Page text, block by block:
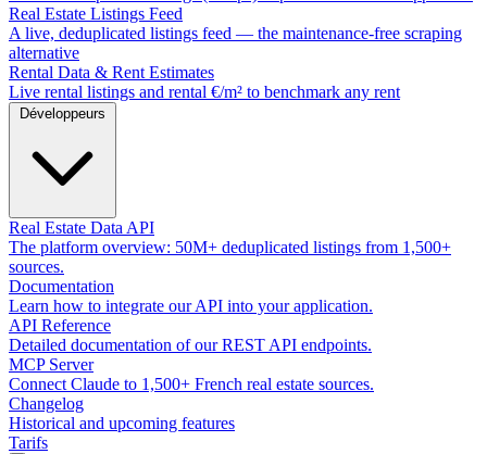
Real Estate Listings Feed
A live, deduplicated listings feed — the maintenance-free scraping
alternative
Rental Data & Rent Estimates
Live rental listings and rental €/m² to benchmark any rent
Développeurs
Real Estate Data API
The platform overview: 50M+ deduplicated listings from 1,500+
sources.
Documentation
Learn how to integrate our API into your application.
API Reference
Detailed documentation of our REST API endpoints.
MCP Server
Connect Claude to 1,500+ French real estate sources.
Changelog
Historical and upcoming features
Tarifs